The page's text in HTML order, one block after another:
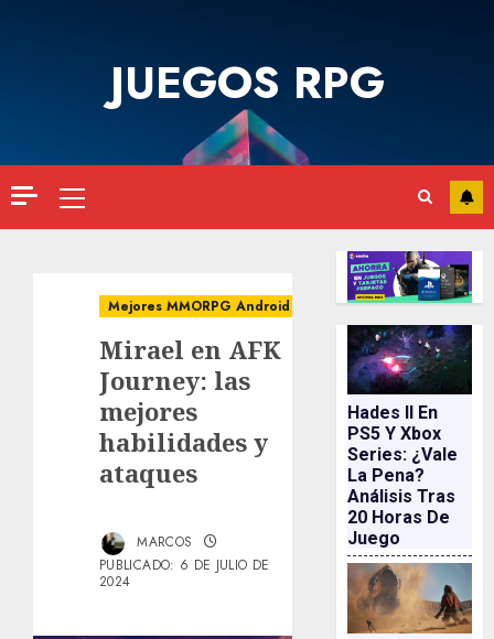
JUEGOS RPG
Menú
principal
Mejores MMORPG Android
Mirael en AFK
Journey: las
mejores
habilidades y
ataques
MARCOS
PUBLICADO: 6 DE JULIO DE
2024
Hades II En
PS5 Y Xbox
Series: ¿vale
La Pena?
Análisis Tras
20 Horas De
Juego